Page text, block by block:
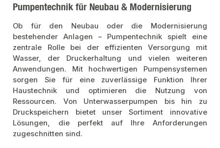
Pumpentechnik für Neubau & Modernisierung
Ob für den Neubau oder die Modernisierung
bestehender Anlagen – Pumpentechnik spielt eine
zentrale Rolle bei der effizienten Versorgung mit
Wasser, der Druckerhaltung und vielen weiteren
Anwendungen. Mit hochwertigen Pumpensystemen
sorgen Sie für eine zuverlässige Funktion Ihrer
Haustechnik und optimieren die Nutzung von
Ressourcen. Von Unterwasserpumpen bis hin zu
Druckspeichern bietet unser Sortiment innovative
Lösungen, die perfekt auf Ihre Anforderungen
zugeschnitten sind.